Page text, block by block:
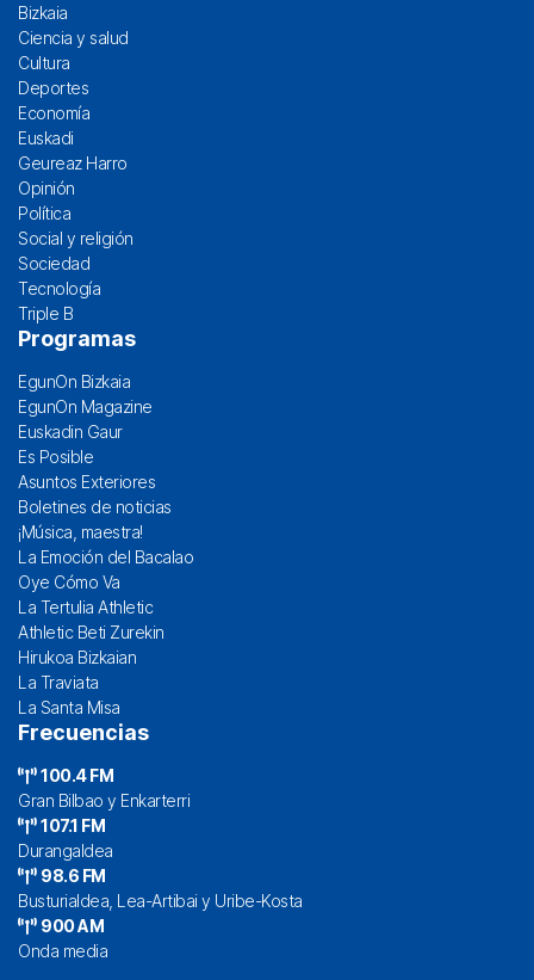
Bizkaia
Ciencia y salud
Cultura
Deportes
Economía
Euskadi
Geureaz Harro
Opinión
Política
Social y religión
Sociedad
Tecnología
Triple B
Programas
EgunOn Bizkaia
EgunOn Magazine
Euskadin Gaur
Es Posible
Asuntos Exteriores
Boletines de noticias
¡Música, maestra!
La Emoción del Bacalao
Oye Cómo Va
La Tertulia Athletic
Athletic Beti Zurekin
Hirukoa Bizkaian
La Traviata
La Santa Misa
Frecuencias
100.4 FM
Gran Bilbao y Enkarterri
107.1 FM
Durangaldea
98.6 FM
Busturialdea, Lea-Artibai y Uribe-Kosta
900 AM
Onda media